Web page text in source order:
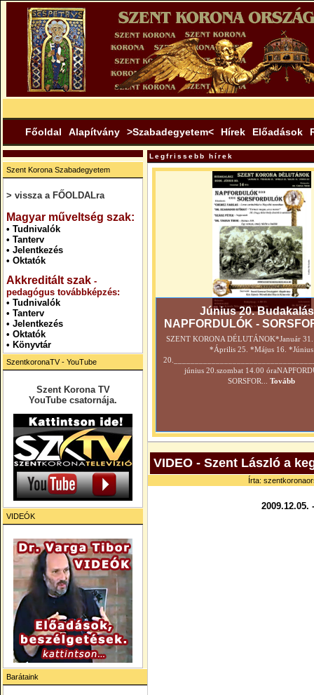
Főoldal Alapítvány >Szabadegyetem< Hírek Előadások
Szent Korona Szabadegyetem
> vissza a FŐOLDALra
Magyar műveltség szak:
• Tudnivalók
• Tanterv
• Jelentkezés
• Oktatók
Akkreditált szak -
pedagógus továbbképzés:
• Tudnivalók
• Tanterv
• Jelentkezés
• Oktatók
• Könyvtár
SzentkoronaTV - YouTube
Szent Korona TV
YouTube csatornája.
VIDEÓK
Barátaink
Legfrissebb hírek
Június 20.
NAPFORDULÓK -
SZENT KORONA DÉLUTÁNOK*Január
*Április 25. *Május 16. *Június
június 20.szombat 14.00
SORSFOR...
Tovább
VIDEO - Szent László a
Írta: